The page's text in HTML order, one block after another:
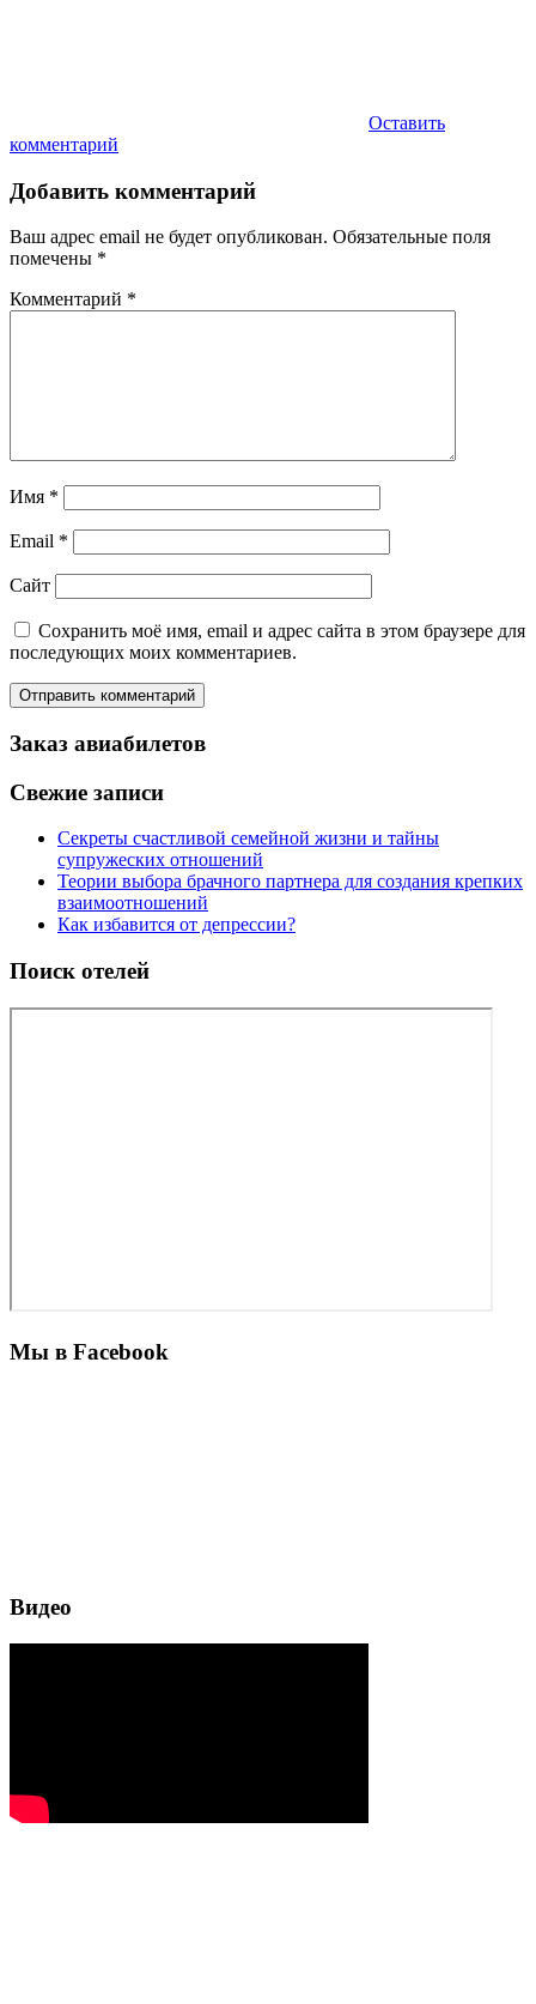
Оставить
комментарий
Добавить комментарий
Ваш адрес email не будет опубликован. Обязательные поля
помечены *
Комментарий *
Имя *
Email *
Сайт
Сохранить моё имя, email и адрес сайта в этом браузере для
последующих моих комментариев.
Заказ авиабилетов
Свежие записи
Секреты счастливой семейной жизни и тайны
супружеских отношений
Теории выбора брачного партнера для создания крепких
взаимоотношений
Как избавится от депрессии?
Поиск отелей
Мы в Facebook
Видео